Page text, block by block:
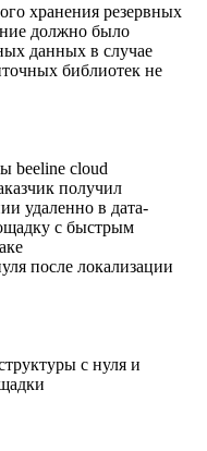
хранения резервных
должно было
данных в случае
библиотек не
beeline cloud
получил
удаленно в дата-
с быстрым
после локализации
с нуля и